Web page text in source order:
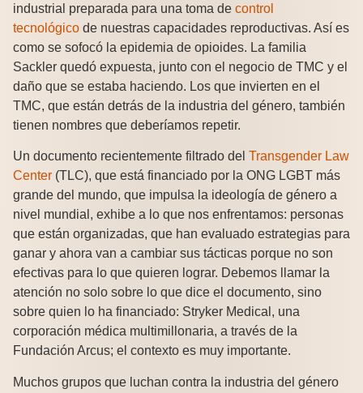
industrial preparada para una toma de control
tecnológico de nuestras capacidades reproductivas. Así es
como se sofocó la epidemia de opioides. La familia
Sackler quedó expuesta, junto con el negocio de TMC y el
daño que se estaba haciendo. Los que invierten en el
TMC, que están detrás de la industria del género, también
tienen nombres que deberíamos repetir.
Un documento recientemente filtrado del Transgender Law
Center (TLC), que está financiado por la ONG LGBT más
grande del mundo, que impulsa la ideología de género a
nivel mundial, exhibe a lo que nos enfrentamos: personas
que están organizadas, que han evaluado estrategias para
ganar y ahora van a cambiar sus tácticas porque no son
efectivas para lo que quieren lograr. Debemos llamar la
atención no solo sobre lo que dice el documento, sino
sobre quien lo ha financiado: Stryker Medical, una
corporación médica multimillonaria, a través de la
Fundación Arcus; el contexto es muy importante.
Muchos grupos que luchan contra la industria del género